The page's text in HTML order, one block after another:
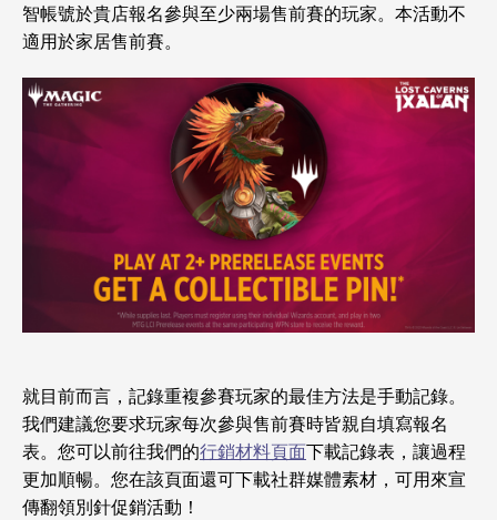
智帳號於貴店報名參與至少兩場售前賽的玩家。本活動不
適用於家居售前賽。
就目前而言，記錄重複參賽玩家的最佳方法是手動記錄。
我們建議您要求玩家每次參與售前賽時皆親自填寫報名
表。您可以前往我們的行銷材料頁面下載記錄表，讓過程
更加順暢。您在該頁面還可下載社群媒體素材，可用來宣
傳翻領別針促銷活動！